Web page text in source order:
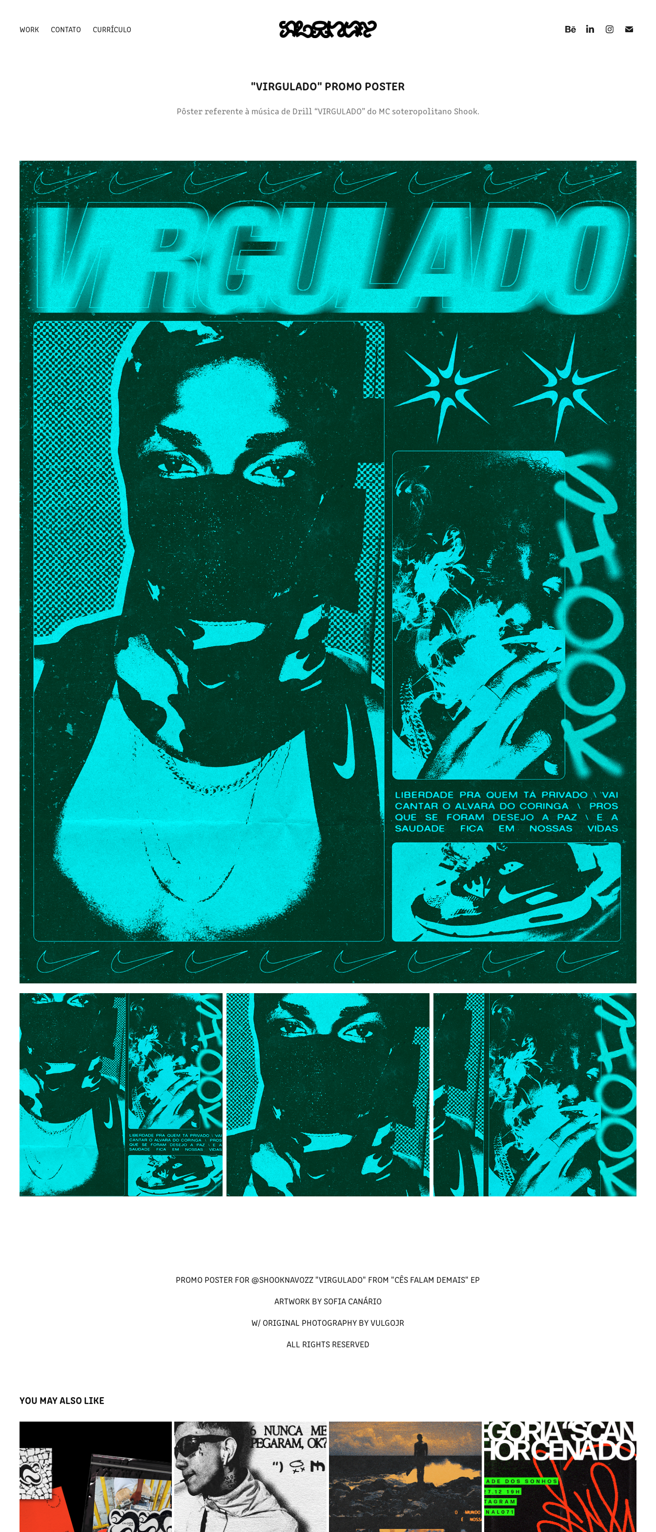
WORK CONTATO CURRÍCULO
"VIRGULADO" PROMO POSTER
Pôster referente à música de Drill “VIRGULADO” do MC soteropolitano Shook.
PROMO POSTER FOR @SHOOKNAVOZZ "VIRGULADO" FROM "CÊS FALAM DEMAIS" EP
ARTWORK BY SOFIA CANÁRIO
W/ ORIGINAL PHOTOGRAPHY BY VULGOJR
ALL RIGHTS RESERVED
YOU MAY ALSO LIKE
"CALÇADA SSA" VISUAL ID
2021
SIDOKA POSTER
2022
COSTA A COSTA POSTER
2021
POSTERS "MELHORES DO ANO DA PIXAÇÃO
BAIANA" 2020